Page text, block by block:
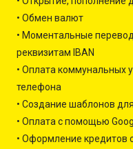
• Обмен валют
• Моментальные
реквизитам IBAN
• Оплата коммунальных
телефона
• Создание шаблонов
• Оплата с помощью
• Оформление кредитов